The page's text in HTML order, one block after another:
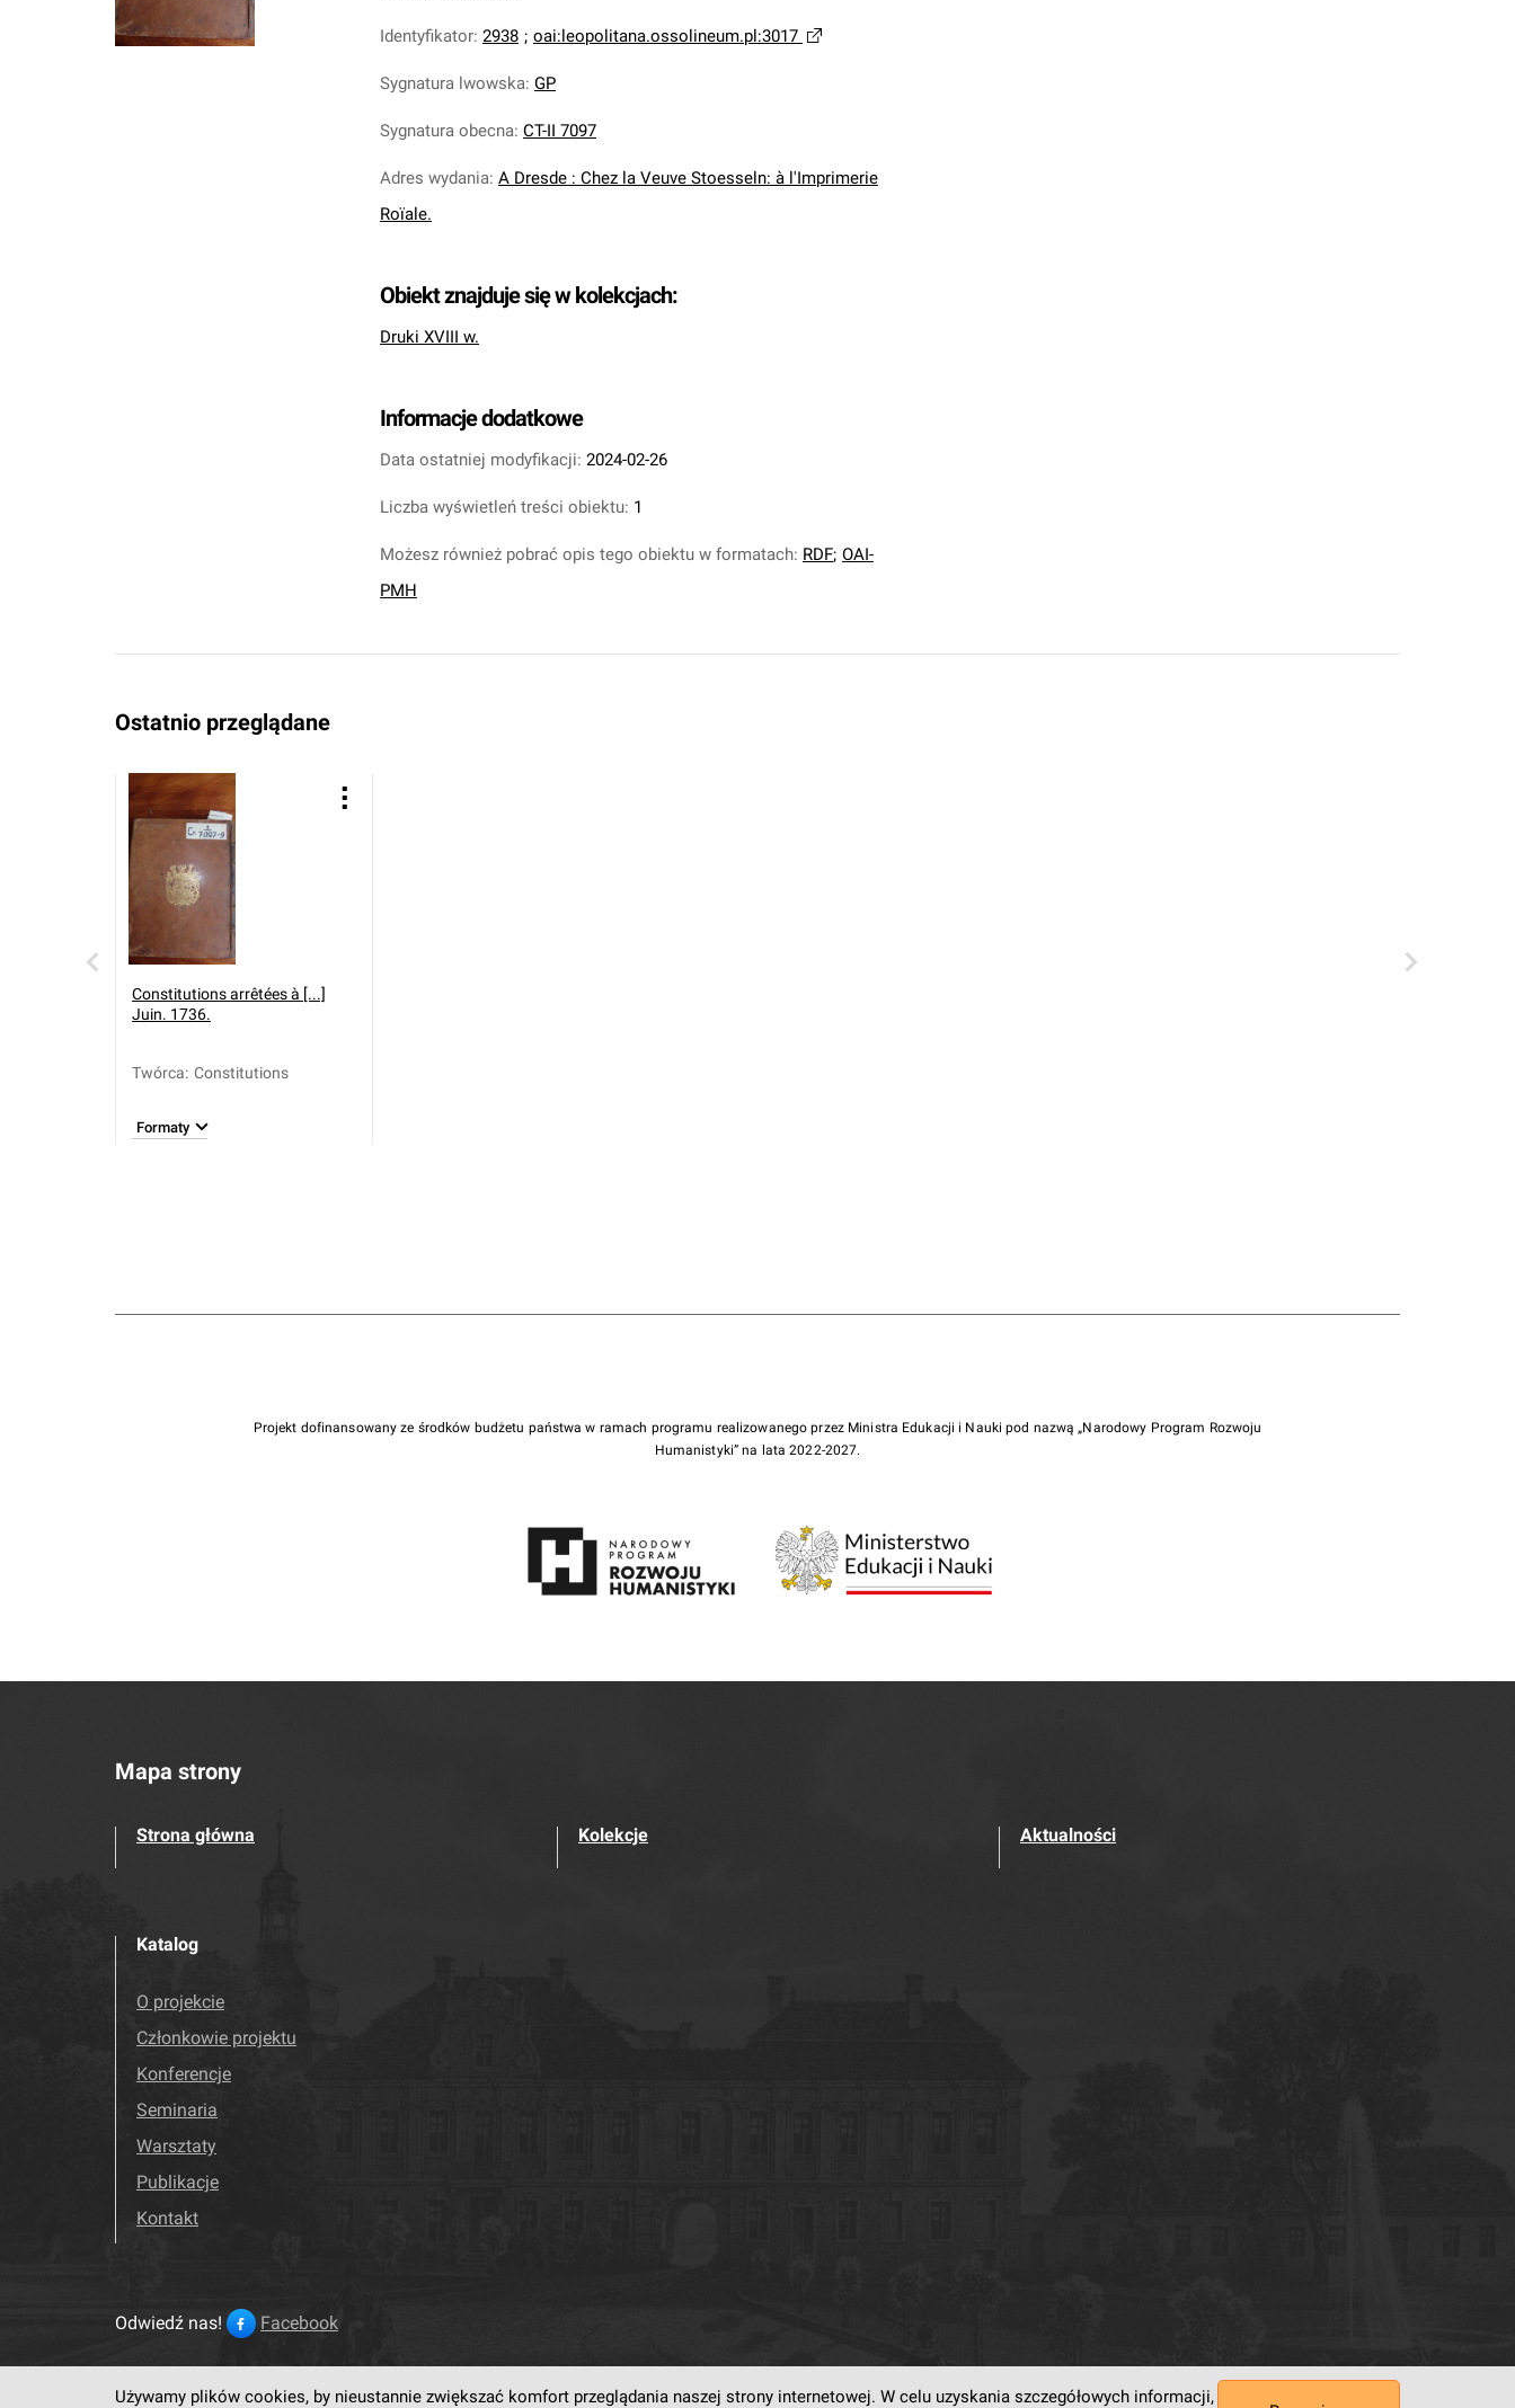
Identyfikator: 2938 ; oai:leopolitana.ossolineum.pl:3017
Sygnatura lwowska: GP
Sygnatura obecna: CT-II 7097
Adres wydania: A Dresde : Chez la Veuve Stoesseln: à l'Imprimerie
Roïale.
Obiekt znajduje się w kolekcjach:
Druki XVIII w.
Informacje dodatkowe
Data ostatniej modyfikacji: 2024-02-26
Liczba wyświetleń treści obiektu: 1
Możesz również pobrać opis tego obiektu w formatach: RDF; OAI-
PMH
Ostatnio przeglądane
Constitutions arrêtées à [...]
Juin. 1736.
Twórca: Constitutions
Formaty
Projekt dofinansowany ze środków budżetu państwa w ramach programu realizowanego przez Ministra Edukacji i Nauki pod nazwą „Narodowy Program Rozwoju
Humanistyki” na lata 2022-2027.
Mapa strony
Strona główna Kolekcje Aktualności
Katalog
O projekcie
Członkowie projektu
Konferencje
Seminaria
Warsztaty
Publikacje
Kontakt
Odwiedź nas! Facebook
Używamy plików cookies, by nieustannie zwiększać komfort przeglądania naszej strony internetowej. W celu uzyskania szczegółowych informacji,